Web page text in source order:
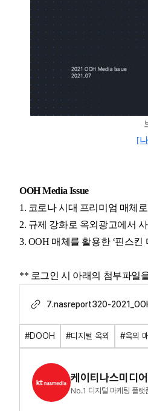
[
OOH Media Issue
1. 코로나 시대 프리미엄 매체
2. 규제 강화로 옥외광고에서
3. OOH 매체를 활용한 ‘핀스킨
** 로그인 시 아래의 첨부파일
7.nasreport320-
#DOOH #디지털 옥외 #옥외
케이티나스미디어
No.1 디지털 마케팅 플랫